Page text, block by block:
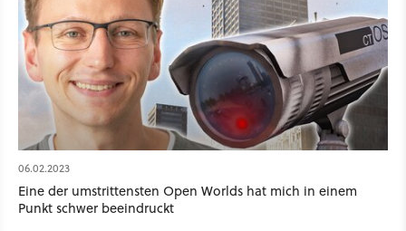
06.02.2023
Eine der umstrittensten Open Worlds hat mich in einem
Punkt schwer beeindruckt